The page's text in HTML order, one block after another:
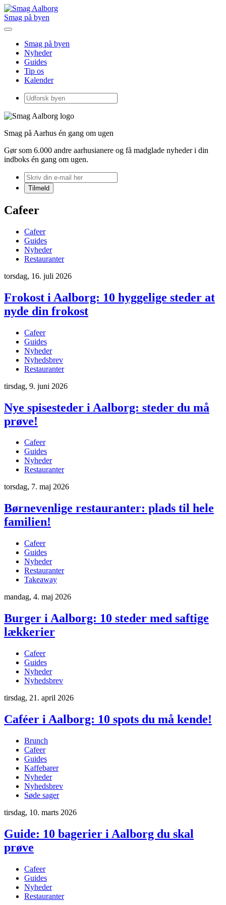
Smag på byen
Smag på byen
Nyheder
Guides
Tip os
Kalender
Smag på Aarhus én gang om ugen
Gør som 6.000 andre aarhusianere og få madglade nyheder i din
indboks én gang om ugen.
Cafeer
Cafeer
Guides
Nyheder
Restauranter
torsdag, 16. juli 2026
Frokost i Aalborg: 10 hyggelige steder at
nyde din frokost
Cafeer
Guides
Nyheder
Nyhedsbrev
Restauranter
tirsdag, 9. juni 2026
Nye spisesteder i Aalborg: steder du må
prøve!
Cafeer
Guides
Nyheder
Restauranter
torsdag, 7. maj 2026
Børnevenlige restauranter: plads til hele
familien!
Cafeer
Guides
Nyheder
Restauranter
Takeaway
mandag, 4. maj 2026
Burger i Aalborg: 10 steder med saftige
lækkerier
Cafeer
Guides
Nyheder
Nyhedsbrev
tirsdag, 21. april 2026
Caféer i Aalborg: 10 spots du må kende!
Brunch
Cafeer
Guides
Kaffebarer
Nyheder
Nyhedsbrev
Søde sager
tirsdag, 10. marts 2026
Guide: 10 bagerier i Aalborg du skal
prøve
Cafeer
Guides
Nyheder
Restauranter